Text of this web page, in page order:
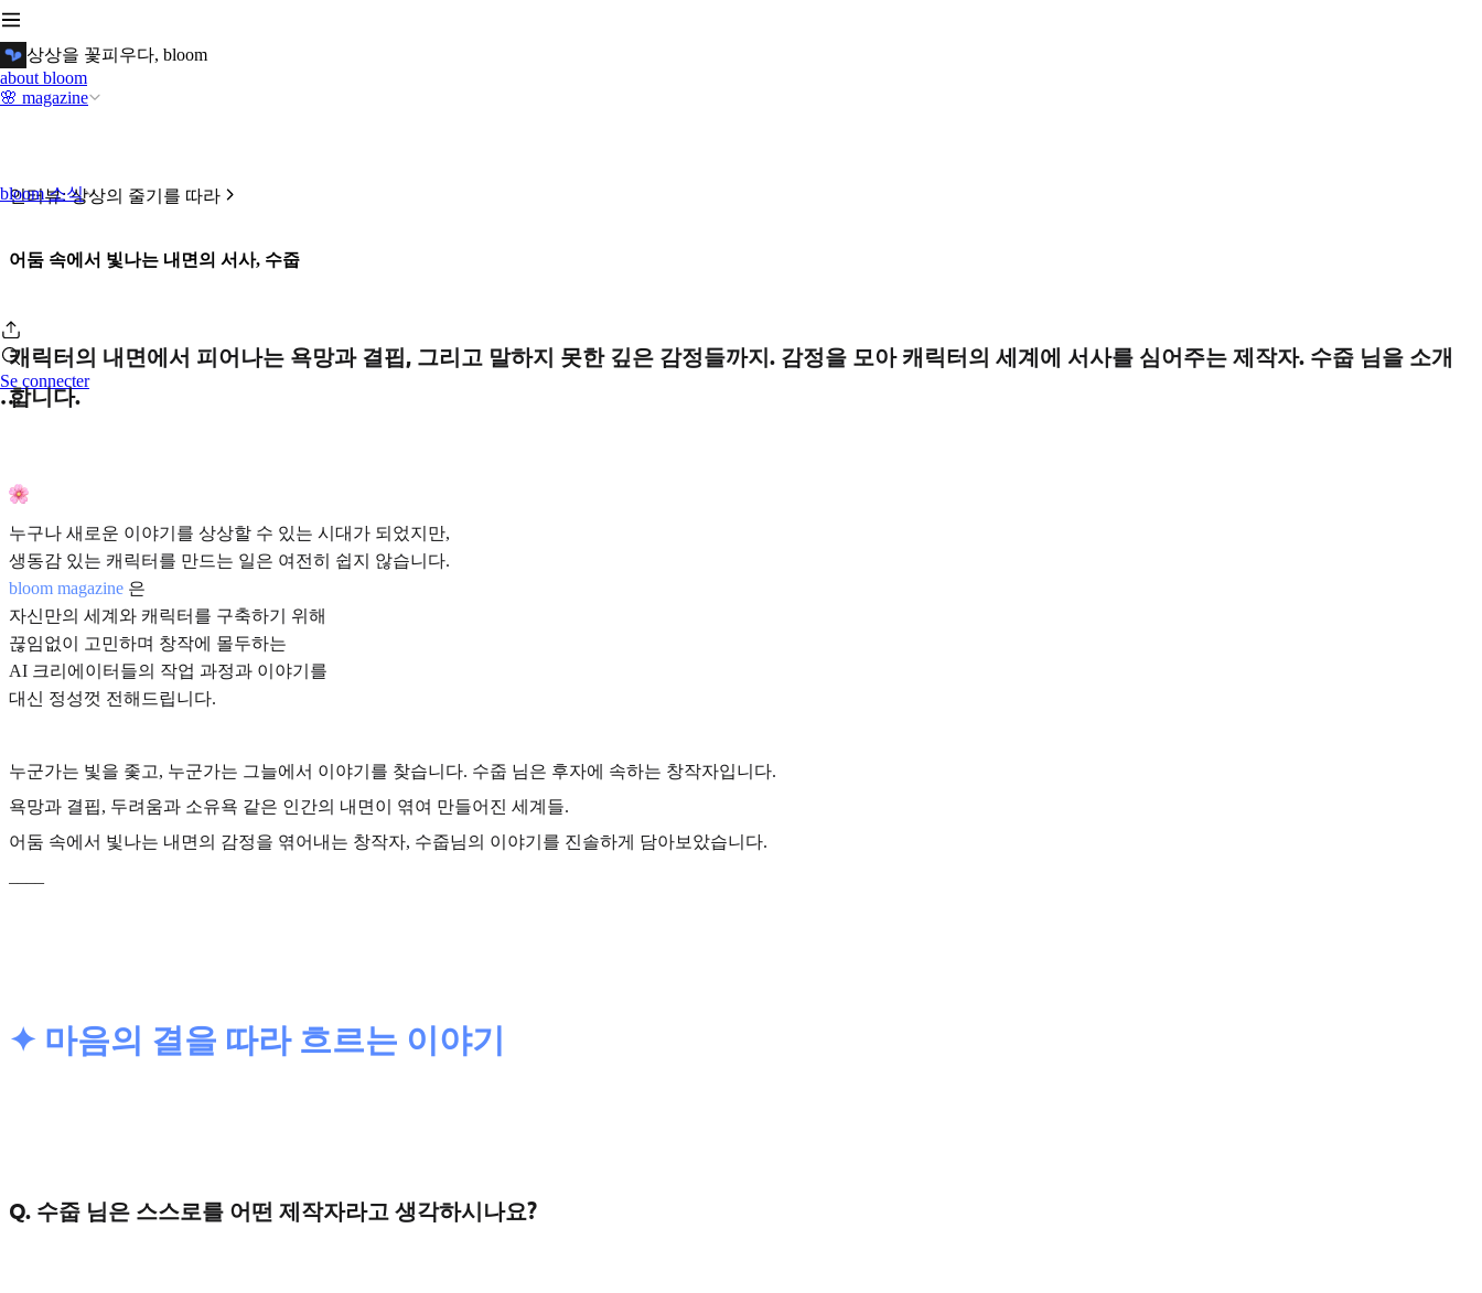
상상을 꽃피우다, bloom
about bloom
🌸 magazine
bloom 소식
Se connecter
인터뷰: 상상의 줄기를 따라
어둠 속에서 빛나는 내면의 서사, 수줍
캐릭터의 내면에서 피어나는 욕망과 결핍, 그리고 말하지 못한 깊은 감정들까지. 감정을 모아 캐릭터의 세계에 서사를 심어주는 제작자. 수줍 님을 소개
합니다.
누구나 새로운 이야기를 상상할 수 있는 시대가 되었지만,
생동감 있는 캐릭터를 만드는 일은 여전히 쉽지 않습니다.
bloom magazine 은
자신만의 세계와 캐릭터를 구축하기 위해
끊임없이 고민하며 창작에 몰두하는
AI 크리에이터들의 작업 과정과 이야기를
대신 정성껏 전해드립니다.
누군가는 빛을 좇고, 누군가는 그늘에서 이야기를 찾습니다. 수줍 님은 후자에 속하는 창작자입니다.
욕망과 결핍, 두려움과 소유욕 같은 인간의 내면이 엮여 만들어진 세계들.
어둠 속에서 빛나는 내면의 감정을 엮어내는 창작자, 수줍님의 이야기를 진솔하게 담아보았습니다.
✦ 마음의 결을 따라 흐르는 이야기
Q. 수줍 님은 스스로를 어떤 제작자라고 생각하시나요?